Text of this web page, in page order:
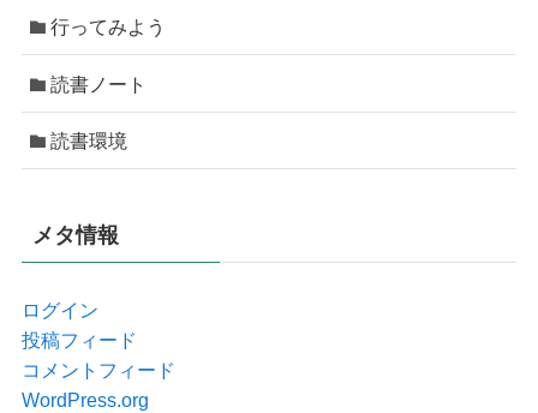
行ってみよう
読書ノート
読書環境
メタ情報
ログイン
投稿フィード
コメントフィード
WordPress.org